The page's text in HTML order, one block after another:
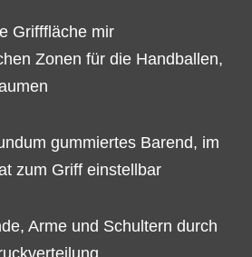
Grifffläche mir
Zonen für die Handballen,
gummiertes Barend, im
zum Griff einstellbar
Arme und Schultern durch